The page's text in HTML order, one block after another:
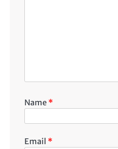
Name *
Email *